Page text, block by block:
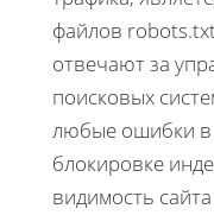
файлов
отвечают за
поисковых
любые ошибки в
блокировке
видимость